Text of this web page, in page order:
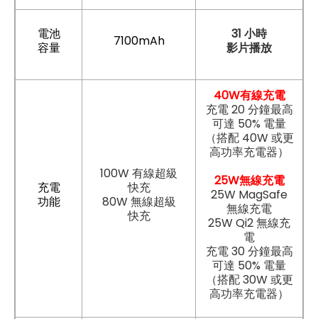
電池
容量
7100mAh
31 小時
影片播放
充電
功能
100W 有線超級
快充
80W 無線超級
快充
40W有線充電
充電 20 分鐘最高
可達 50% 電量
（搭配 40W 或更
高功率充電器）
25W無線充電
25W MagSafe
無線充電
25W Qi2 無線充
電
充電 30 分鐘最高
可達 50% 電量
（搭配 30W 或更
高功率充電器）